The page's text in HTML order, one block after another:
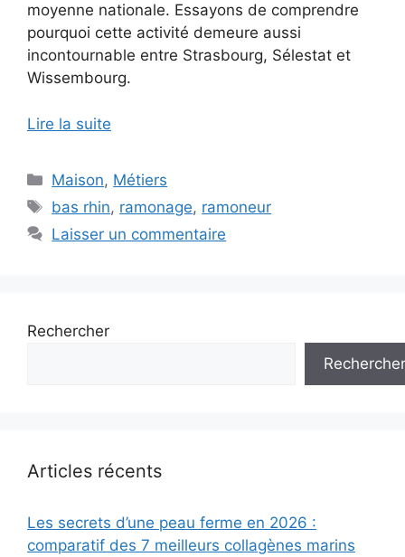
moyenne nationale. Essayons de comprendre
pourquoi cette activité demeure aussi
incontournable entre Strasbourg, Sélestat et
Wissembourg.
Lire la suite
Catégories
Maison, Métiers
Étiquettes
bas rhin, ramonage, ramoneur
Laisser un commentaire
Rechercher
Rechercher
Articles récents
Les secrets d’une peau ferme en 2026 :
comparatif des 7 meilleurs collagènes marins